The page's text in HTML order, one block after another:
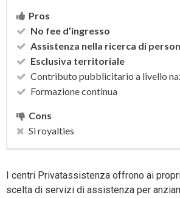
Pros
No fee d’ingresso
Assistenza nella ricerca di
Esclusiva territoriale
Contributo pubblicitario a livello
Formazione continua
Cons
Si royalties
I centri Privatassistenza offrono ai
scelta di servizi di assistenza per